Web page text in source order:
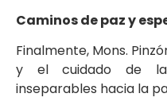
Caminos de paz y
Finalmente, Mons.
y el cuidado de la
inseparables hacia la